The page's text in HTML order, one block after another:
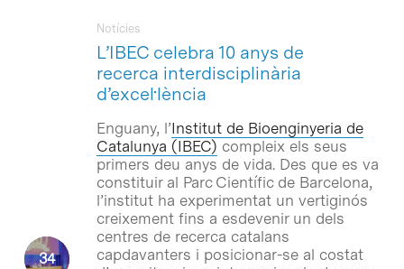
L’IBEC celebra 10 anys de
recerca interdisciplinària
d’excel·lència
Notícies
Enguany, l’Institut de Bioenginyeria de
Catalunya (IBEC) compleix els seus
primers deu anys de vida. Des que es va
constituir al Parc Científic de Barcelona,
l’institut ha experimentat un vertiginós
creixement fins a esdevenir un dels
centres de recerca catalans
capdavanters i posicionar-se al costat